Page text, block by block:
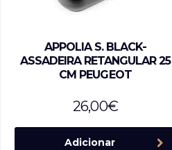
APPOLIA S. BLACK-
ASSADEIRA RETANGULAR 25
CM PEUGEOT
26,00€
Adicionar